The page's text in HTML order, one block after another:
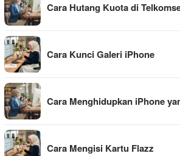
Cara Hutang Kuota di
Cara Kunci Galeri iPhone
Cara Menghidupkan iPhone
Cara Mengisi Kartu Flazz